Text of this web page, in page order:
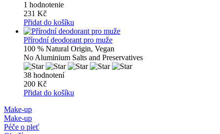
1 hodnotenie
231 Kč
Přidat do košíku
Přírodní deodorant pro muže
100 % Natural Origin, Vegan
No Aluminium Salts and Preservatives
38 hodnotení
200 Kč
Přidat do košíku
Make-up
Make-up
Péče o pleť